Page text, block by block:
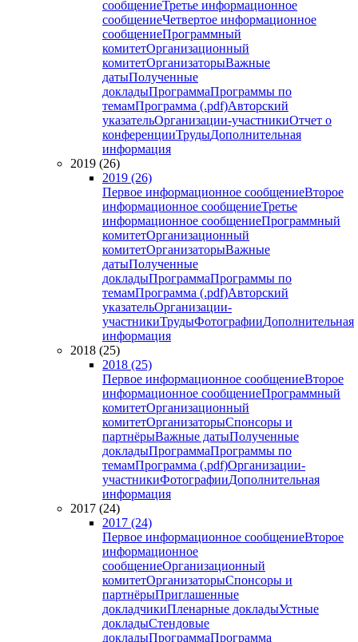
сообщениеТретье информационное
сообщениеЧетвертое информационное
сообщениеПрограммный
комитетОрганизационный
комитетОрганизаторыВажные
датыПолученные
докладыПрограммаПрограммы по
темамПрограмма (.pdf)Авторский
указательОрганизации-участникиОтчет о
конференцииТрудыДополнительная
информация
2019 (26)
2019 (26)
Первое информационное сообщениеВторое
информационное сообщениеТретье
информационное сообщениеПрограммный
комитетОрганизационный
комитетОрганизаторыВажные
датыПолученные
докладыПрограммаПрограммы по
темамПрограмма (.pdf)Авторский
указательОрганизации-
участникиТрудыФотографииДополнительная
информация
2018 (25)
2018 (25)
Первое информационное сообщениеВторое
информационное сообщениеПрограммный
комитетОрганизационный
комитетОрганизаторыСпонсоры и
партнёрыВажные датыПолученные
докладыПрограммаПрограммы по
темамПрограмма (.pdf)Организации-
участникиФотографииДополнительная
информация
2017 (24)
2017 (24)
Первое информационное сообщениеВторое
информационное
сообщениеОрганизационный
комитетОрганизаторыСпонсоры и
партнёрыПриглашенные
докладчикиПленарные докладыУстные
докладыСтендовые
докладыПрограммаПрограмма